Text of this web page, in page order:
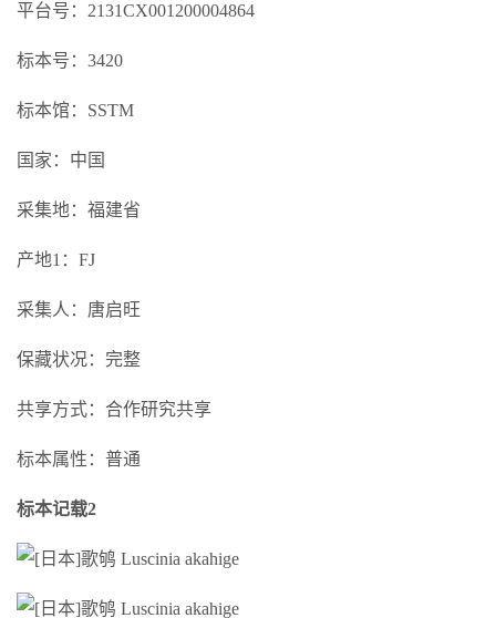
平台号：2131CX001200004864
标本号：3420
标本馆：SSTM
国家：中国
采集地：福建省
产地1：FJ
采集人：唐启旺
保藏状况：完整
共享方式：合作研究共享
标本属性：普通
标本记载2